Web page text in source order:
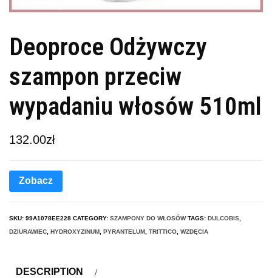
Deoproce Odżywczy
szampon przeciw
wypadaniu włosów 510ml
132.00zł
Zobacz
SKU: 99A1078EE228 CATEGORY: SZAMPONY DO WŁOSÓW TAGS: DULCOBIS,
DZIURAWIEC, HYDROXYZINUM, PYRANTELUM, TRITTICO, WZDĘCIA
DESCRIPTION